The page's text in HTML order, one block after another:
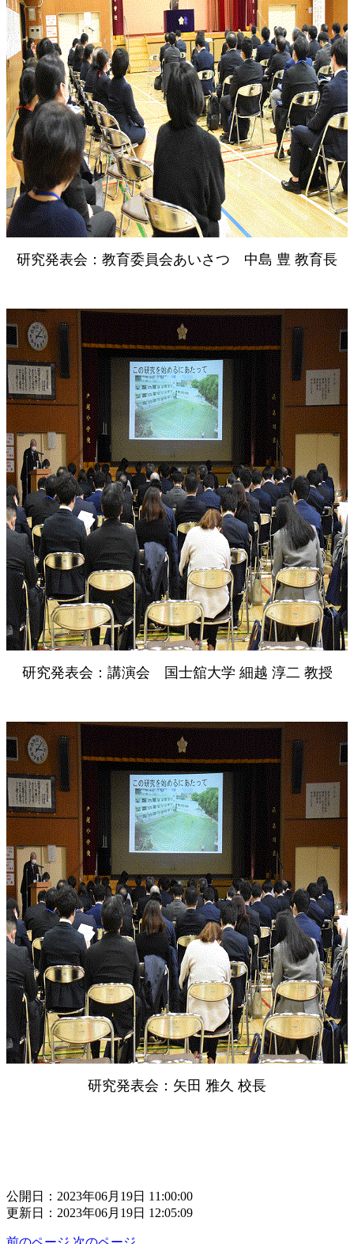
研究発表会：教育委員会あいさつ 中島 豊 教育長
研究発表会：講演会 国士舘大学 細越 淳二 教授
研究発表会：矢田 雅久 校長
公開日：2023年06月19日 11:00:00
更新日：2023年06月19日 12:05:09